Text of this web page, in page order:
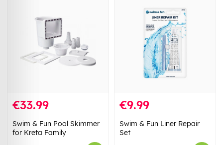
€33.99
Swim & Fun Pool Skimmer
for Kreta Family
€9.99
Swim & Fun Liner Repair
Set